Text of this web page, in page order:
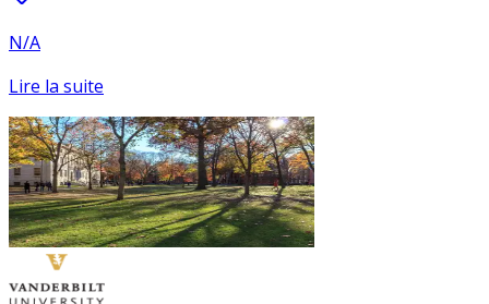
N/A
Lire la suite